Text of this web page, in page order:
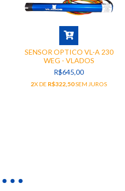
SENSOR OPTICO VL-A 230
WEG - VLADOS
R$645,00
2X DE R$322,50SEM JUROS